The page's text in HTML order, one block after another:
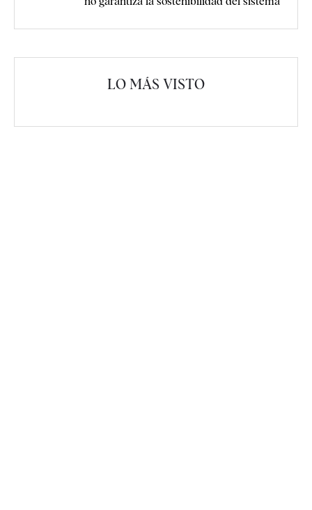
LO MÁS VISTO